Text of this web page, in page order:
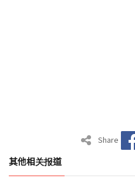
Share
其他相关报道